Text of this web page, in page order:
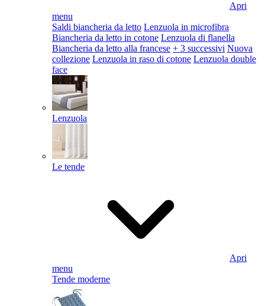
Apri
menu
Saldi biancheria da letto Lenzuola in microfibra
Biancheria da letto in cotone Lenzuola di flanella
Biancheria da letto alla francese + 3 successivi Nuova
collezione Lenzuola in raso di cotone Lenzuola double
face
Lenzuola
Le tende
Apri
menu
Tende moderne